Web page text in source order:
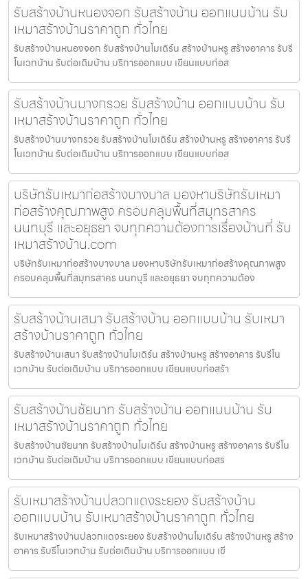
รับสร้างบ้านหนองจอก รับสร้างบ้าน ออกแบบบ้าน รับ
เหมาสร้างบ้านราคาถูก ทั่วไทย
รับสร้างบ้านหนองจอก รับสร้างบ้านโมเดิร์น สร้างบ้านหรู สร้างอาคาร รับรี
โนเวทบ้าน รับต่อเติมบ้าน บริการออกแบบ เขียนแบบก่อส
รับสร้างบ้านบางกรวย รับสร้างบ้าน ออกแบบบ้าน รับ
เหมาสร้างบ้านราคาถูก ทั่วไทย
รับสร้างบ้านบางกรวย รับสร้างบ้านโมเดิร์น สร้างบ้านหรู สร้างอาคาร รับรี
โนเวทบ้าน รับต่อเติมบ้าน บริการออกแบบ เขียนแบบก่อส
บริษัทรับเหมาก่อสร้างบางบาล มองหาบริษัทรับเหมา
ก่อสร้างคุณภาพสูง ครอบคลุมพื้นที่สมุทรสาคร
นนทบุรี และอยุธยา จบทุกความต้องการเรื่องบ้านที่ รับ
เหมาสร้างบ้าน.com
บริษัทรับเหมาก่อสร้างบางบาล มองหาบริษัทรับเหมาก่อสร้างคุณภาพสูง
ครอบคลุมพื้นที่สมุทรสาคร นนทบุรี และอยุธยา จบทุกความต้อง
รับสร้างบ้านเสนา รับสร้างบ้าน ออกแบบบ้าน รับเหมา
สร้างบ้านราคาถูก ทั่วไทย
รับสร้างบ้านเสนา รับสร้างบ้านโมเดิร์น สร้างบ้านหรู สร้างอาคาร รับรีโน
เวทบ้าน รับต่อเติมบ้าน บริการออกแบบ เขียนแบบก่อสร้า
รับสร้างบ้านชัยนาท รับสร้างบ้าน ออกแบบบ้าน รับ
เหมาสร้างบ้านราคาถูก ทั่วไทย
รับสร้างบ้านชัยนาท รับสร้างบ้านโมเดิร์น สร้างบ้านหรู สร้างอาคาร รับรีโน
เวทบ้าน รับต่อเติมบ้าน บริการออกแบบ เขียนแบบก่อสร
รับเหมาสร้างบ้านปลวกแดงระยอง รับสร้างบ้าน
ออกแบบบ้าน รับเหมาสร้างบ้านราคาถูก ทั่วไทย
รับเหมาสร้างบ้านปลวกแดงระยอง รับสร้างบ้านโมเดิร์น สร้างบ้านหรู สร้าง
อาคาร รับรีโนเวทบ้าน รับต่อเติมบ้าน บริการออกแบบ เขี